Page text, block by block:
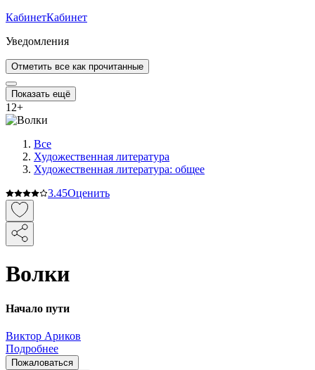
КабинетКабинет
Уведомления
Отметить все как прочитанные
Показать ещё
12+
Все
Художественная литература
Художественная литература: общее
3.45Оценить
Волки
Начало пути
Виктор Ариков
Подробнее
Пожаловаться